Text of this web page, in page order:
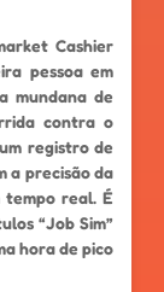
Cashier
pessoa em
mundana de
contra o
registro de
a precisão da
real. É
“Job Sim”
hora de pico